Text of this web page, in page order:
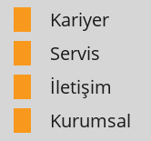
Kariyer
Servis
İletişim
Kurumsal